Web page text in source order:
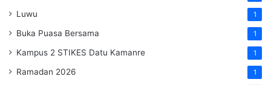
Luwu 1
Buka Puasa Bersama 1
Kampus 2 STIKES Datu Kamanre 1
Ramadan 2026 1